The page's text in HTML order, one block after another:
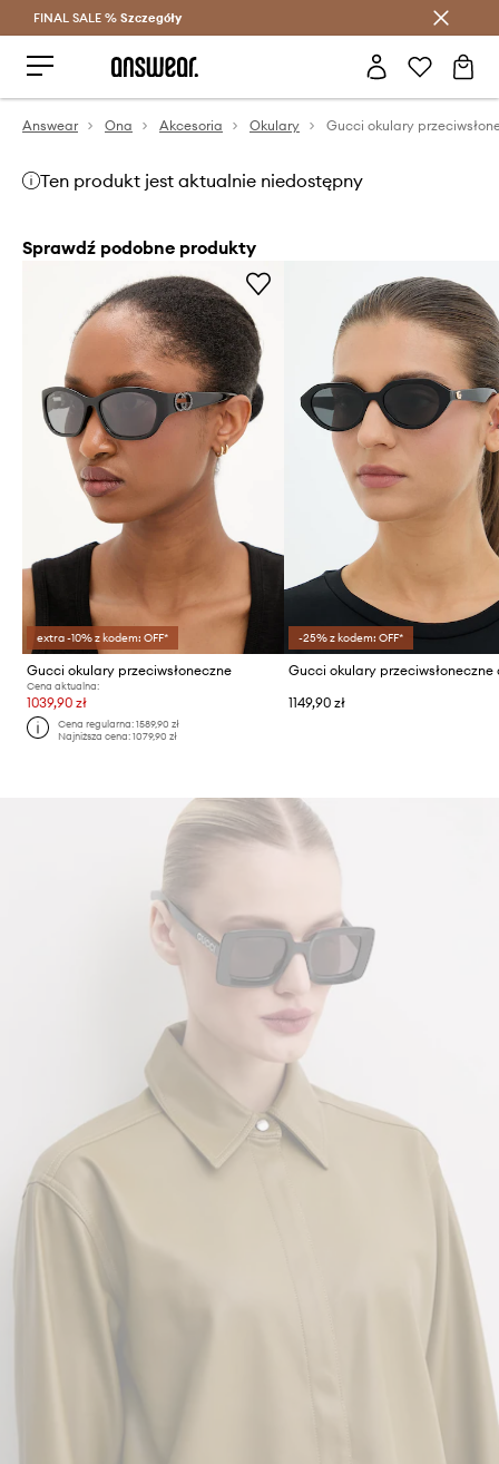
Oszczędzaj z Answear Club >
FINAL SALE % Szczegóły
Answear Ona Akcesoria Okulary Gucci okulary
Ten produkt jest aktualnie niedostępny
Sprawdź podobne produkty
extra -10% z kodem: OFF*
Gucci okulary przeciwsłoneczne
Cena aktualna:
1039,90 zł
Cena regularna:1589,90 zł
Najniższa cena:1079,90 zł
-25% z kodem: OFF*
1149,90 zł